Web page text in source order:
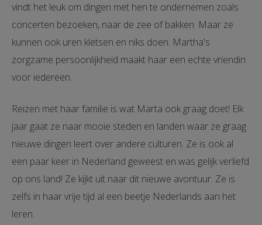
vindt het leuk om dingen met hen te ondernemen zoals
concerten bezoeken, naar de zee of bakken. Maar ze
kunnen ook uren kletsen en niks doen. Martha's
zorgzame persoonlijkheid maakt haar een echte vriendin
voor iedereen.
Reizen met haar familie is wat Marta ook graag doet! Elk
jaar gaat ze naar mooie steden en landen waar ze graag
nieuwe dingen leert over andere culturen. Ze is ook al
een paar keer in Nederland geweest en was gelijk verliefd
op ons land! Ze kijkt uit naar dit nieuwe avontuur. Ze is
zelfs in haar vrije tijd al een beetje Nederlands aan het
leren.